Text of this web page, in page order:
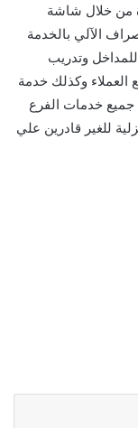
من خلال شاشة
الآلي بالخدمة
وتدريب
العملاء وكذلك خدمة
جميع خدمات الفرع
للغير قادرين علي